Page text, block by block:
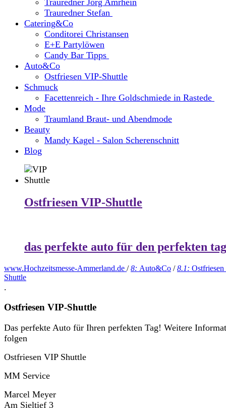
Trauredner Jörg Amrhein
Trauredner Stefan
Catering&Co
Conditorei Christansen
E+E Partylöwen
Candy Bar Tipps
Auto&Co
Ostfriesen VIP-Shuttle
Schmuck
Facettenreich - Ihre Goldschmiede in Rastede
Mode
Traumland Braut- und Abendmode
Beauty
Mandy Kagel - Salon Scherenschnitt
Blog
Ostfriesen VIP-Shuttle
das perfekte auto für den perfekten tag
www.Hochzeitsmesse-Ammerland.de /8: Auto&Co /8.1:
Shuttle
.
Ostfriesen VIP-Shuttle
Das perfekte Auto für Ihren perfekten Tag! Weitere
folgen
Ostfriesen VIP Shuttle
MM Service
Marcel Meyer
Am Sieltief 3